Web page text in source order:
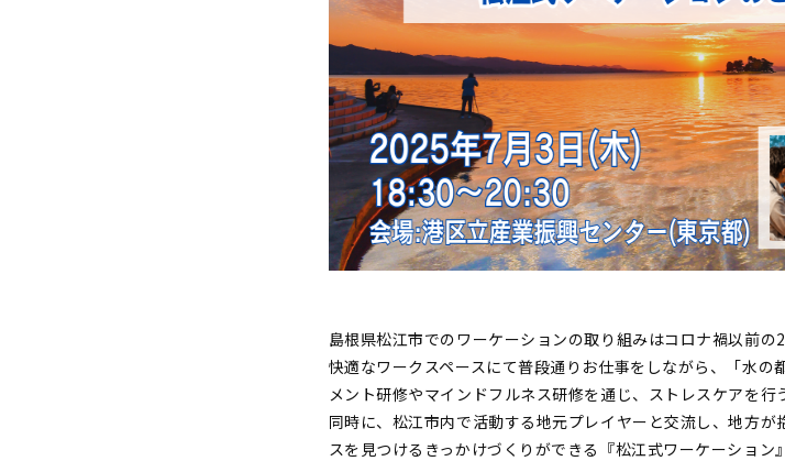
島根県松江市でのワーケーションの取り組みはコロナ禍以前の
快適なワークスペースにて普段通りお仕事をしながら、「水
メント研修やマインドフルネス研修を通じ、ストレスケアを
同時に、松江市内で活動する地元プレイヤーと交流し、地方
スを見つけるきっかけづくりができる『松江式ワーケーショ